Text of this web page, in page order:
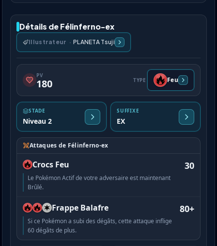
Détails de Félinferno-ex
Illustrateur · PLANETA Tsuji
PV
180 TYPE Feu
STADE
Niveau 2
SUFFIXE
EX
Attaques de Félinferno-ex
Crocs Feu
Le Pokémon Actif de votre adversaire est maintenant
Brûlé.
30
Frappe Balafre
Si ce Pokémon a subi des dégâts, cette attaque inflige
60 dégâts de plus.
80+